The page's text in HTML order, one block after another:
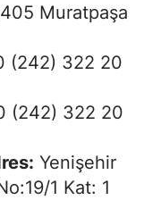
Muratpaşa
(242) 322 20
(242) 322 20
Yenişehir
1 Kat: 1